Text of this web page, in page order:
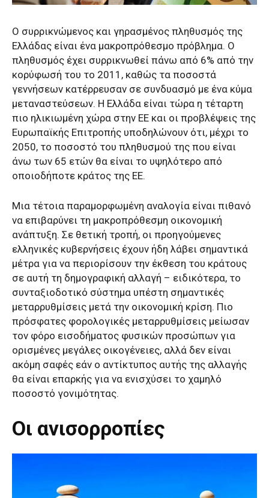
Ο συρρικνώμενος και γηρασμένος πληθυσμός της
Ελλάδας είναι ένα μακροπρόθεσμο πρόβλημα. Ο
πληθυσμός έχει συρρικνωθεί πάνω από 6% από την
κορύφωσή του το 2011, καθώς τα ποσοστά
γεννήσεων κατέρρευσαν σε συνδυασμό με ένα κύμα
μεταναστεύσεων. Η Ελλάδα είναι τώρα η τέταρτη
πιο ηλικιωμένη χώρα στην ΕΕ και οι προβλέψεις της
Ευρωπαϊκής Επιτροπής υποδηλώνουν ότι, μέχρι το
2050, το ποσοστό του πληθυσμού της που είναι
άνω των 65 ετών θα είναι το υψηλότερο από
οποιοδήποτε κράτος της ΕΕ.
Μια τέτοια παραμορφωμένη αναλογία είναι πιθανό
να επιβαρύνει τη μακροπρόθεσμη οικονομική
ανάπτυξη. Σε θετική τροπή, οι προηγούμενες
ελληνικές κυβερνήσεις έχουν ήδη λάβει σημαντικά
μέτρα για να περιορίσουν την έκθεση του κράτους
σε αυτή τη δημογραφική αλλαγή – ειδικότερα, το
συνταξιοδοτικό σύστημα υπέστη σημαντικές
μεταρρυθμίσεις μετά την οικονομική κρίση. Πιο
πρόσφατες φορολογικές μεταρρυθμίσεις μείωσαν
τον φόρο εισοδήματος φυσικών προσώπων για
ορισμένες μεγάλες οικογένειες, αλλά δεν είναι
ακόμη σαφές εάν ο αντίκτυπος αυτής της αλλαγής
θα είναι επαρκής για να ενισχύσει το χαμηλό
ποσοστό γονιμότητας.
Οι ανισορροπίες